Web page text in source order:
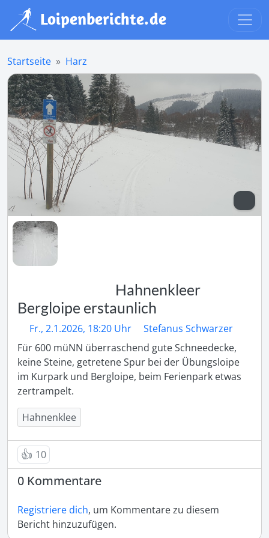
Startseite Harz
Hahnenkleer
Bergloipe erstaunlich
Fr., 2.1.2026, 18:20 Uhr
Stefanus Schwarzer
Für 600 müNN überraschend gute Schneedecke,
keine Steine, getretene Spur bei der Übungsloipe
im Kurpark und Bergloipe, beim Ferienpark etwas
zertrampelt.
Hahnenklee
👍 10
0 Kommentare
Registriere dich, um Kommentare zu diesem
Bericht hinzuzufügen.